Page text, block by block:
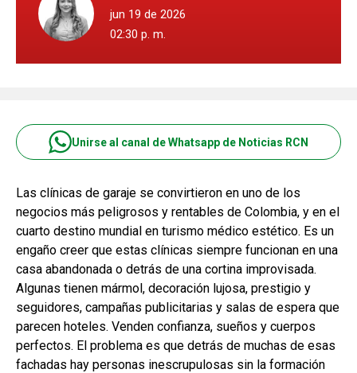
jun 19 de 2026
02:30 p. m.
Unirse al canal de Whatsapp de Noticias RCN
Las clínicas de garaje se convirtieron en uno de los
negocios más peligrosos y rentables de Colombia, y en el
cuarto destino mundial en turismo médico estético. Es un
engaño creer que estas clínicas siempre funcionan en una
casa abandonada o detrás de una cortina improvisada.
Algunas tienen mármol, decoración lujosa, prestigio y
seguidores, campañas publicitarias y salas de espera que
parecen hoteles. Venden confianza, sueños y cuerpos
perfectos. El problema es que detrás de muchas de esas
fachadas hay personas inescrupulosas sin la formación